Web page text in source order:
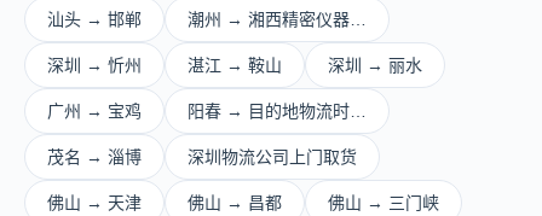
汕头 → 邯郸 潮州 → 湘西精密仪器…
深圳 → 忻州 湛江 → 鞍山 深圳 → 丽水
广州 → 宝鸡 阳春 → 目的地物流时…
茂名 → 淄博 深圳物流公司上门取货
佛山 → 天津 佛山 → 昌都 佛山 → 三门峡